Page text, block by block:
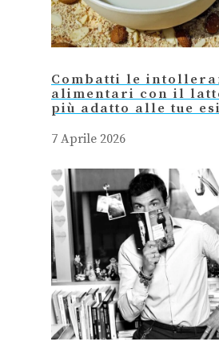
Combatti le
alimentari con il
più adatto alle tue
7 Aprile 2026